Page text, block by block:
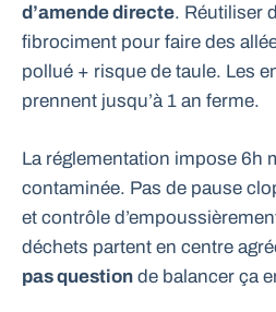
d’amende directe. Réutiliser
fibrociment pour faire des
pollué + risque de taule. Les
prennent jusqu’à 1 an ferme.
La réglementation impose 6h
contaminée. Pas de pause
et contrôle
déchets partent en centre
pas question de balancer ça